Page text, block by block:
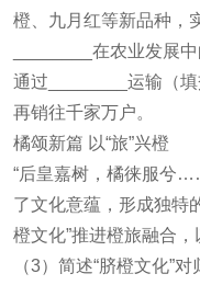
橙、九月红等新品种，
________在农业发展
通过________运输（
再销往千家万户。
橘颂新篇 以“旅”兴橙
“后皇嘉树，橘徕服兮
了文化意蕴，形成独特
橙文化”推进橙旅融合，
（3）简述“脐橙文化”